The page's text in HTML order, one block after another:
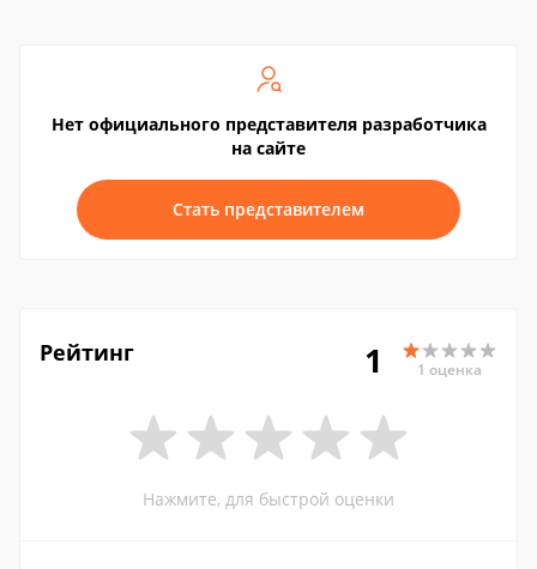
Нет официального представителя разработчика
на сайте
Стать представителем
Рейтинг 1 1 оценка
Нажмите, для быстрой оценки